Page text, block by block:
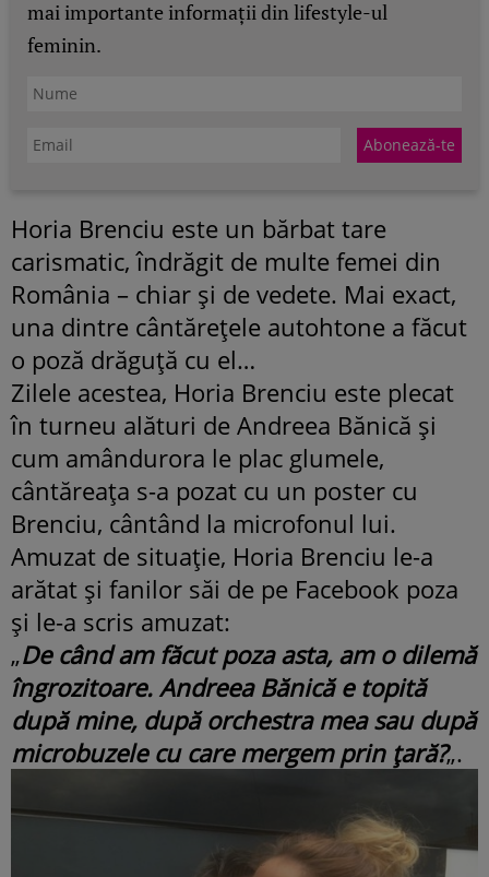
mai importante informații din lifestyle-ul
feminin.
Horia Brenciu este un bărbat tare
carismatic, îndrăgit de multe femei din
România – chiar şi de vedete. Mai exact,
una dintre cântăreţele autohtone a făcut
o poză drăguţă cu el…
Zilele acestea, Horia Brenciu este plecat
în turneu alături de Andreea Bănică şi
cum amândurora le plac glumele,
cântăreaţa s-a pozat cu un poster cu
Brenciu, cântând la microfonul lui.
Amuzat de situaţie, Horia Brenciu le-a
arătat şi fanilor săi de pe Facebook poza
şi le-a scris amuzat:
„De când am făcut poza asta, am o dilemă
îngrozitoare. Andreea Bănică e topită
după mine, după orchestra mea sau după
microbuzele cu care mergem prin ţară?„.